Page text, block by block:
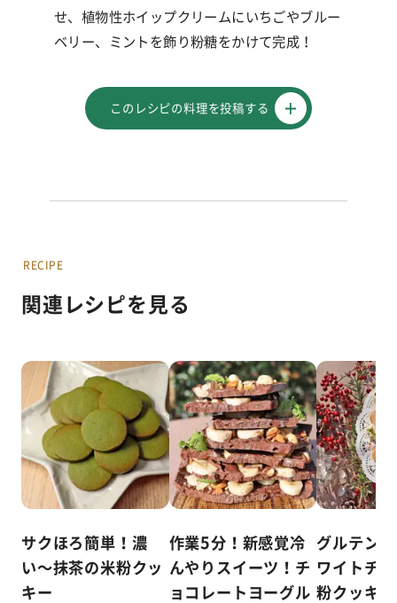
せ、植物性ホイップクリームにいちごやブルー
ベリー、ミントを飾り粉糖をかけて完成！
このレシピの料理を投稿する
RECIPE
関連レシピを見る
サクほろ簡単！濃
い〜抹茶の米粉クッ
キー
作業5分！新感覚冷
んやりスイーツ！チ
ョコレートヨーグル
グルテン
ワイトチ
粉クッキー